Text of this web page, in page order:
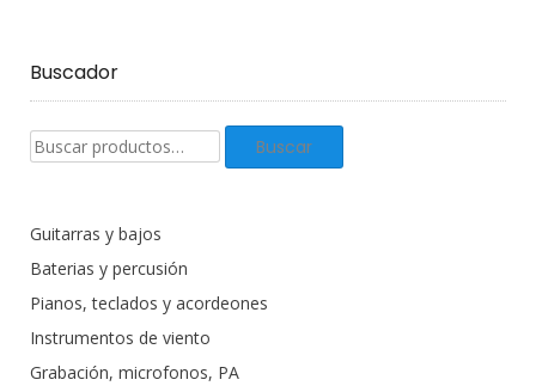
Buscador
Buscar
productos:
Buscar
Guitarras y bajos
Baterias y percusión
Pianos, teclados y acordeones
Instrumentos de viento
Grabación, microfonos, PA